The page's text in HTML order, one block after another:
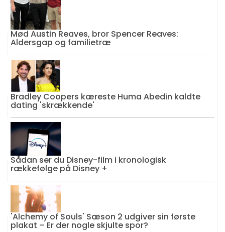
Mød Austin Reaves, bror Spencer Reaves:
Aldersgap og familietræ
Bradley Coopers kæreste Huma Abedin kaldte
dating 'skrækkende'
Sådan ser du Disney-film i kronologisk
rækkefølge på Disney +
'Alchemy of Souls' Sæson 2 udgiver sin første
plakat – Er der nogle skjulte spor?